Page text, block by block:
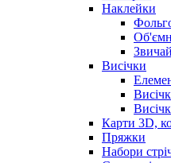
Наклейки
Висічки
Карти 3D,
Пряжки
Набори